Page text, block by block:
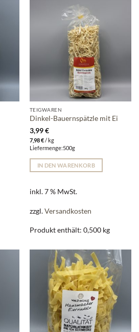
TEIGWAREN
Dinkel-Bauernspätzle mit Ei
3,99€
7,98€/kg
Liefermenge:500g
IN DEN WARENKORB
inkl. 7 % MwSt.
zzgl.Versandkosten
Produkt enthält: 0,500 kg